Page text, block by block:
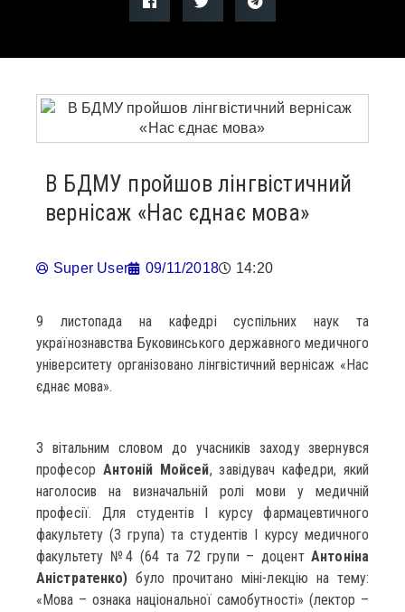
В БДМУ пройшов лінгвістичний
вернісаж «Нас єднає мова»
Super User 09/11/2018 14:20
9 листопада на кафедрі суспільних наук та
українознавства Буковинського державного медичного
університету організовано лінгвістичний вернісаж «Нас
єднає мова».
З вітальним словом до учасників заходу звернувся
професор Антоній Мойсей, завідувач кафедри, який
наголосив на визначальній ролі мови у медичній
професії. Для студентів І курсу фармацевтичного
факультету (3 група) та студентів І курсу медичного
факультету №4 (64 та 72 групи – доцентАнтоніна
Аністратенко) було прочитано міні-лекцію на тему:
«Мова – ознака національної самобутності» (лектор –